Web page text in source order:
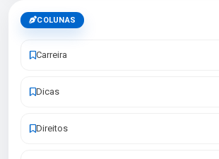
COLUNAS
Carreira
Dicas
Direitos